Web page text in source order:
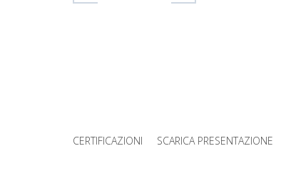
CERTIFICAZIONI SCARICA PRESENTAZIONE